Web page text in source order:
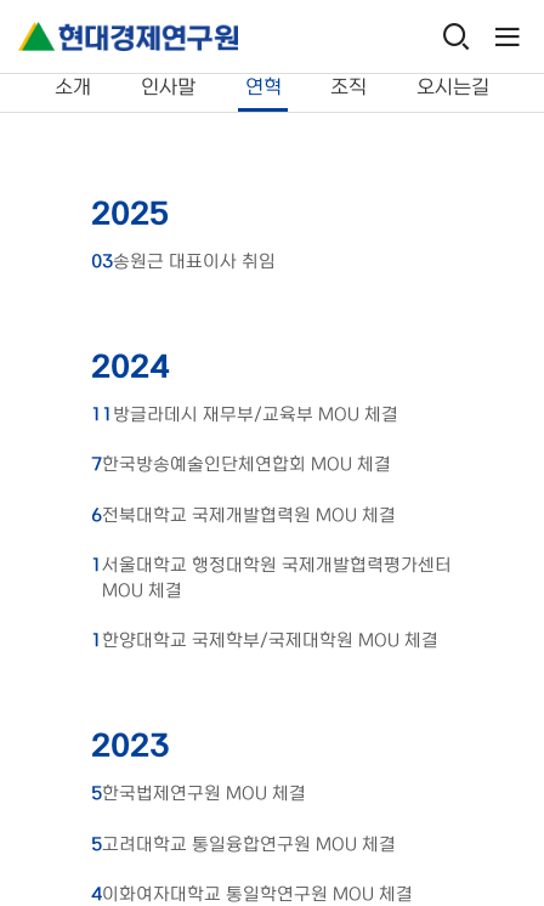
연구원 소개
소개 인사말 연혁 조직 오시는길
2025
03송원근 대표이사 취임
2024
11 방글라데시 재무부/교육부 MOU 체결
7한국방송예술인단체연합회 MOU 체결
6전북대학교 국제개발협력원 MOU 체결
1서울대학교 행정대학원 국제개발협력평가센터
MOU 체결
1 한양대학교 국제학부/국제대학원 MOU 체결
2023
5한국법제연구원 MOU 체결
5고려대학교 통일융합연구원 MOU 체결
4이화여자대학교 통일학연구원 MOU 체결